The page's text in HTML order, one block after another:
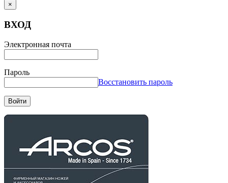
×
ВХОД
Электронная почта
Пароль
Восстановить пароль
Войти